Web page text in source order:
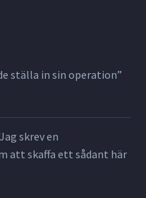
ställa in sin operation”
skrev en
att skaffa ett sådant här